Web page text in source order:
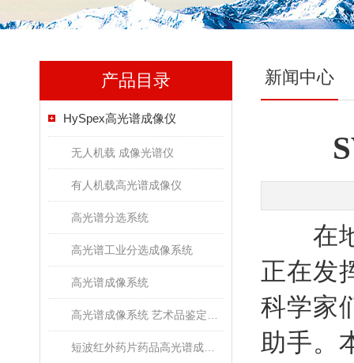
产品目录
HySpex高光谱成像仪
无人机载 成像光谱仪
有人机载高光谱成像仪
高光谱分选系统
高光谱工业分选成像系统
高光谱成像系统
新闻中心
在地
正在发
科学家
助手。